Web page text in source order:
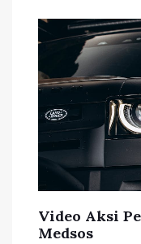
Video Aksi
Medsos